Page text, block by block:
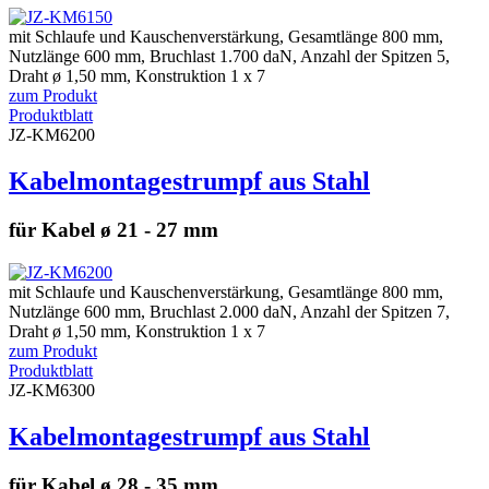
mit Schlaufe und Kauschenverstärkung, Gesamtlänge 800 mm,
Nutzlänge 600 mm, Bruchlast 1.700 daN, Anzahl der Spitzen 5,
Draht ø 1,50 mm, Konstruktion 1 x 7
zum Produkt
Produktblatt
JZ-KM6200
Kabelmontagestrumpf aus Stahl
für Kabel ø 21 - 27 mm
mit Schlaufe und Kauschenverstärkung, Gesamtlänge 800 mm,
Nutzlänge 600 mm, Bruchlast 2.000 daN, Anzahl der Spitzen 7,
Draht ø 1,50 mm, Konstruktion 1 x 7
zum Produkt
Produktblatt
JZ-KM6300
Kabelmontagestrumpf aus Stahl